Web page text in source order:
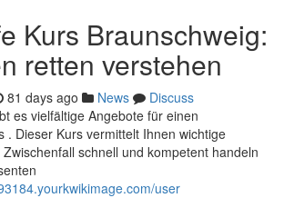
Kurs Braunschweig:
retten verstehen
81 days ago News
Discuss
es vielfältige Angebote für einen
. Dieser Kurs vermittelt Ihnen wichtige
schnell und kompetent handeln
user